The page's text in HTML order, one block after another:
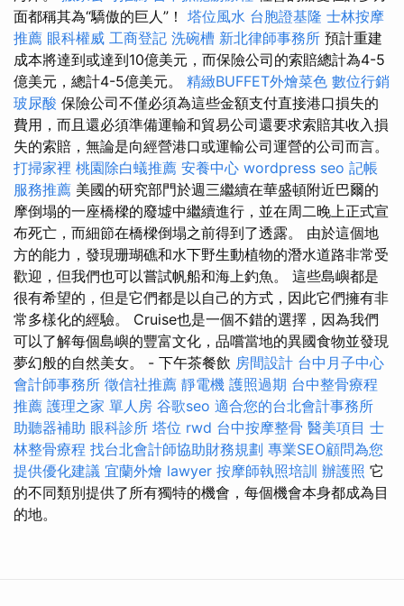
面都稱其為“驕傲的巨人”！ 塔位風水 台胞證基隆 士林按摩
推薦 眼科權威 工商登記 洗碗槽 新北律師事務所 預計重建
成本將達到或達到10億美元，而保險公司的索賠總計為4-5
億美元，總計4-5億美元。 精緻BUFFET外燴菜色 數位行銷
玻尿酸 保險公司不僅必須為這些金額支付直接港口損失的
費用，而且還必須準備運輸和貿易公司還要求索賠其收入損
失的索賠，無論是向經營港口或運輸公司運營的公司而言。
打掃家裡 桃園除白蟻推薦 安養中心 wordpress seo 記帳
服務推薦 美國的研究部門於週三繼續在華盛頓附近巴爾的
摩倒塌的一座橋樑的廢墟中繼續進行，並在周二晚上正式宣
布死亡，而細節在橋樑倒塌之前得到了透露。 由於這個地
方的能力，發現珊瑚礁和水下野生動植物的潛水道路非常受
歡迎，但我們也可以嘗試帆船和海上釣魚。 這些島嶼都是
很有希望的，但是它們都是以自己的方式，因此它們擁有非
常多樣化的經驗。 Cruise也是一個不錯的選擇，因為我們
可以了解每個島嶼的豐富文化，品嚐當地的異國食物並發現
夢幻般的自然美女。 - 下午茶餐飲 房間設計 台中月子中心
會計師事務所 徵信社推薦 靜電機 護照過期 台中整骨療程
推薦 護理之家 單人房 谷歌seo 適合您的台北會計事務所
助聽器補助 眼科診所 塔位 rwd 台中按摩整骨 醫美項目 士
林整骨療程 找台北會計師協助財務規劃 專業SEO顧問為您
提供優化建議 宜蘭外燴 lawyer 按摩師執照培訓 辦護照 它
的不同類別提供了所有獨特的機會，每個機會本身都成為目
的地。